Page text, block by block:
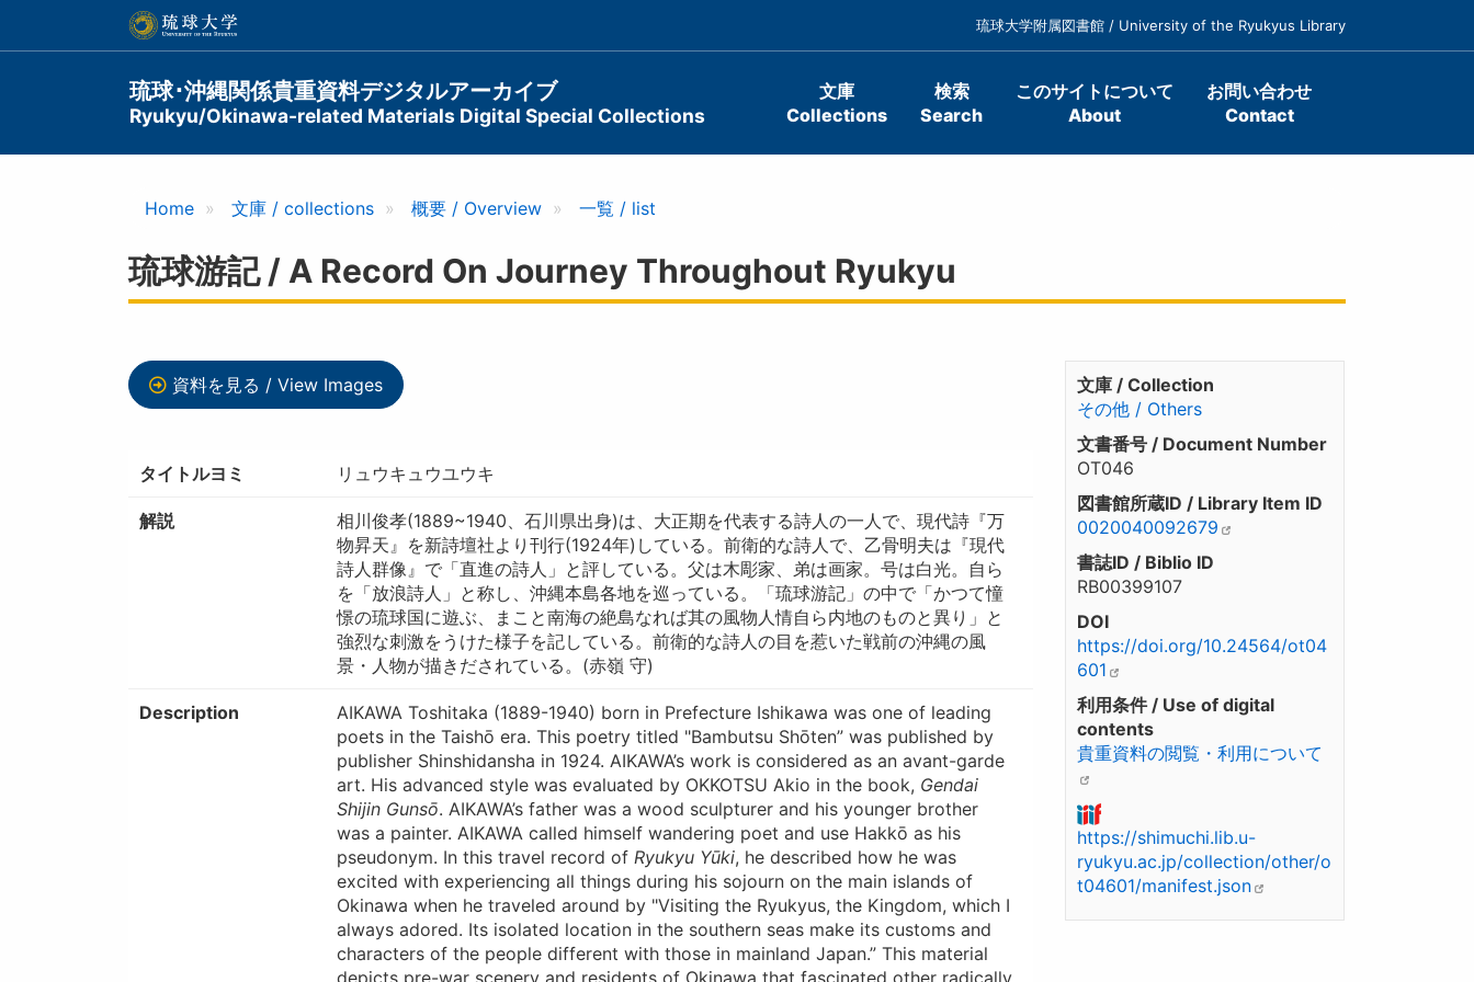
ン
琉球大学附属図書館 / University of the Ryukyus Library
琉球･沖縄関係貴重資料デジタルアーカイブ
Ryukyu/Okinawa-related Materials Digital Special Collections
Main
navigation
文庫
Collections
検索
Search
このサイトについて
About
お問い合わせ
Contact
Home 文庫 / collections 概要 / Overview 一覧 / list
琉球游記 / A Record On Journey Throughout Ryukyu
資料を見る / View Images
タイトルヨミ リュウキュウユウキ
解説
相川俊孝(1889~1940、石川県出身)は、大正期を代表する詩人の一人で、現代詩『万
物昇天』を新詩壇社より刊行(1924年)している。前衛的な詩人で、乙骨明夫は『現代
詩人群像』で「直進の詩人」と評している。父は木彫家、弟は画家。号は白光。自ら
を「放浪詩人」と称し、沖縄本島各地を巡っている。「琉球游記」の中で「かつて憧
憬の琉球国に遊ぶ、まこと南海の絶島なれば其の風物人情自ら内地のものと異り」と
強烈な刺激をうけた様子を記している。前衛的な詩人の目を惹いた戦前の沖縄の風
景・人物が描きだされている。(赤嶺 守)
Description
AIKAWA Toshitaka (1889-1940) born in Prefecture Ishikawa was one of leading
poets in the Taishō era. This poetry titled "Bambutsu Shōten” was published by
publisher Shinshidansha in 1924. AIKAWA’s work is considered as an avant-garde
art. His advanced style was evaluated by OKKOTSU Akio in the book, Gendai
Shijin Gunsō. AIKAWA’s father was a wood sculpturer and his younger brother
was a painter. AIKAWA called himself wandering poet and use Hakkō as his
pseudonym. In this travel record of Ryukyu Yūki, he described how he was
excited with experiencing all things during his sojourn on the main islands of
Okinawa when he traveled around by "Visiting the Ryukyus, the Kingdom, which I
always adored. Its isolated location in the southern seas make its customs and
characters of the people different with those in mainland Japan.” This material
depicts pre-war scenery and residents of Okinawa that fascinated other radically
文庫 / Collection
その他 / Others
文書番号 / Document Number
OT046
図書館所蔵ID / Library Item ID
0020040092679
書誌ID / Biblio ID
RB00399107
DOI
https://doi.org/10.24564/ot04
601
利用条件 / Use of digital
contents
貴重資料の閲覧・利用について
https://shimuchi.lib.u-
ryukyu.ac.jp/collection/other/o
t04601/manifest.json